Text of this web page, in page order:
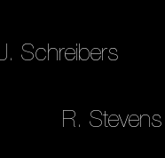
Schreibers
R. Stevens